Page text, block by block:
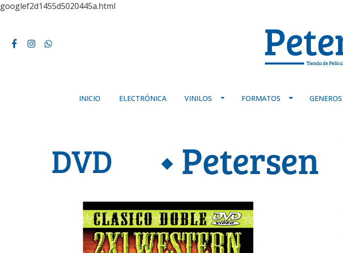
googlef2d1455d5020445a.html
INICIO ELECTRÓNICA VINILOS FORMATOS GENEROS